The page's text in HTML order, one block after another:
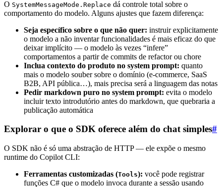
O SystemMessageMode.Replace dá controle total sobre o
comportamento do modelo. Alguns ajustes que fazem diferença:
Seja específico sobre o que não quer: instruir explicitamente
o modelo a não inventar funcionalidades é mais eficaz do que
deixar implícito — o modelo às vezes “infere”
comportamentos a partir de commits de refactor ou chore
Inclua contexto do produto no system prompt: quanto
mais o modelo souber sobre o domínio (e-commerce, SaaS
B2B, API pública…), mais precisa será a linguagem das notas
Pedir markdown puro no system prompt: evita o modelo
incluir texto introdutório antes do markdown, que quebraria a
publicação automática
Explorar o que o SDK oferece além do chat simples#
O SDK não é só uma abstração de HTTP — ele expõe o mesmo
runtime do Copilot CLI:
Ferramentas customizadas (Tools): você pode registrar
funções C# que o modelo invoca durante a sessão usando